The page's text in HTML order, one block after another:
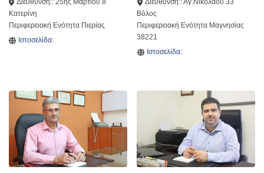
Διεύθυνση::25ης Μαρτίου 8
Κατερίνη
Περιφερειακή Ενότητα Πιερίας
Ιστοσελίδα:
Διεύθυνση::Αγ.Νικολάου 33
Βόλος
Περιφερειακή Ενότητα Μαγνησίας
38221
Ιστοσελίδα: